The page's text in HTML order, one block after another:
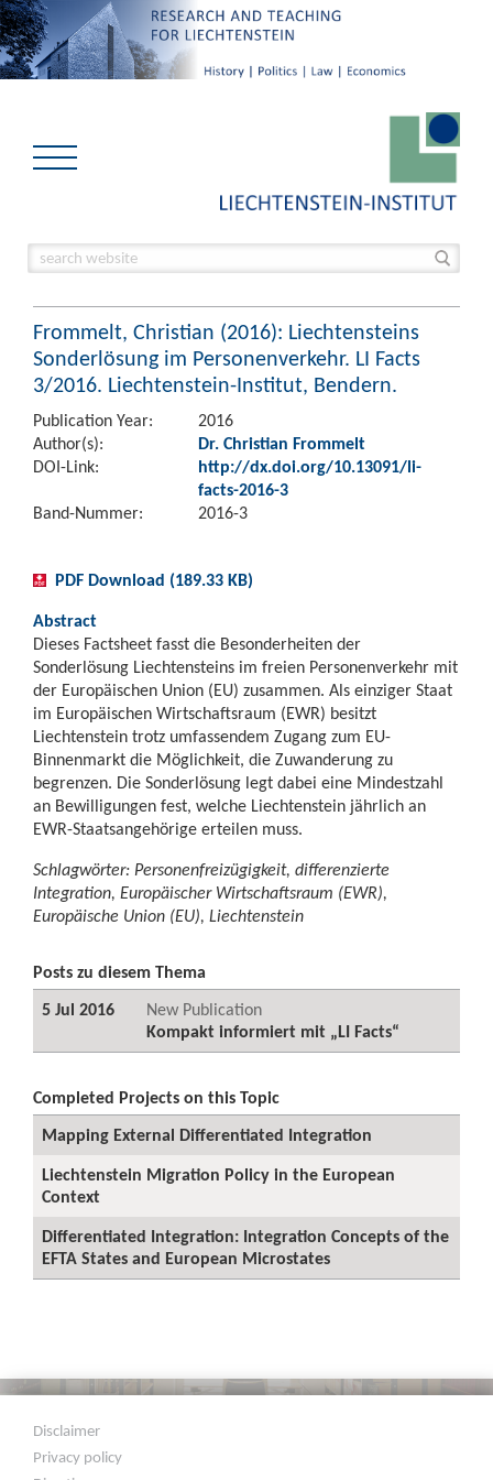
Frommelt, Christian (2016): Liechtensteins
Sonderlösung im Personenverkehr. LI Facts
3/2016. Liechtenstein-Institut, Bendern.
Publication Year:
2016
Author(s):
Dr. Christian Frommelt
DOI-Link:
http://dx.doi.org/10.13091/li-
facts-2016-3
Band-Nummer:
2016-3
PDF Download (189.33 KB)
Abstract
Dieses Factsheet fasst die Besonderheiten der
Sonderlösung Liechtensteins im freien Personenverkehr mit
der Europäischen Union (EU) zusammen. Als einziger Staat
im Europäischen Wirtschaftsraum (EWR) besitzt
Liechtenstein trotz umfassendem Zugang zum EU-
Binnenmarkt die Möglichkeit, die Zuwanderung zu
begrenzen. Die Sonderlösung legt dabei eine Mindestzahl
an Bewilligungen fest, welche Liechtenstein jährlich an
EWR-Staatsangehörige erteilen muss.
Schlagwörter: Personenfreizügigkeit, differenzierte
Integration, Europäischer Wirtschaftsraum (EWR),
Europäische Union (EU), Liechtenstein
Posts zu diesem Thema
5 Jul 2016
New Publication
Kompakt informiert mit „LI Facts“
Completed Projects on this Topic
Mapping External Differentiated Integration
Liechtenstein Migration Policy in the European
Context
Differentiated Integration: Integration Concepts of the
EFTA States and European Microstates
Disclaimer
Privacy policy